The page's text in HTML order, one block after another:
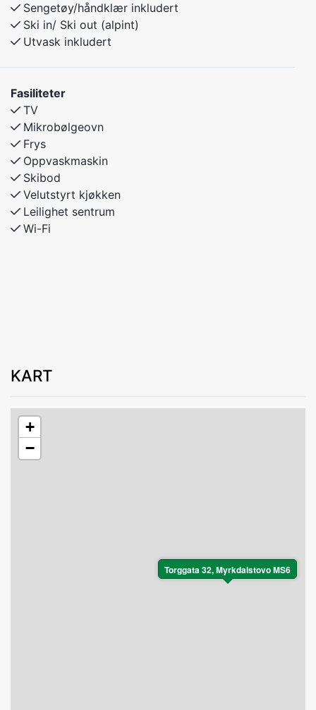
Sengetøy/håndklær inkludert
Ski in/ Ski out (alpint)
Utvask inkludert
Fasiliteter
TV
Mikrobølgeovn
Frys
Oppvaskmaskin
Skibod
Velutstyrt kjøkken
Leilighet sentrum
Wi-Fi
KART
Torggata 32, Myrkdalstovo MS6
+
−